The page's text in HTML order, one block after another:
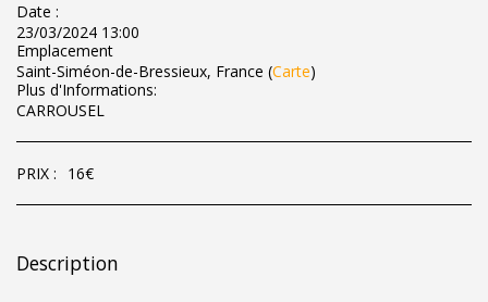
Date :
23/03/2024 13:00
Emplacement
Saint-Siméon-de-Bressieux, France (Carte)
Plus d'Informations:
CARROUSEL
PRIX : 16€
Description